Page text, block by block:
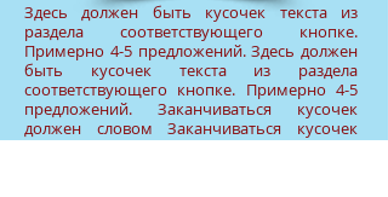
Здесь должен быть кусочек текста из
раздела соответствующего кнопке.
Примерно 4-5 предложений. Здесь должен
быть кусочек текста из раздела
соответствующего кнопке. Примерно 4-5
предложений. Заканчиваться кусочек
должен словом Заканчиваться кусочек
должен словом